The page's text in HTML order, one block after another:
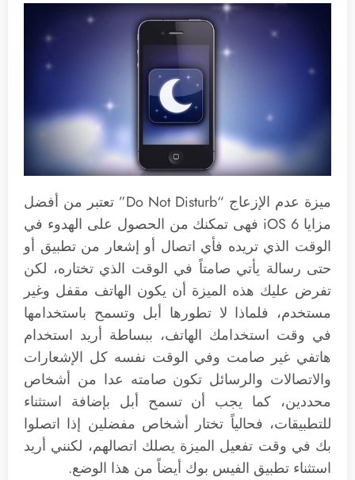
ميزة عدم الإزعاج “Do Not Disturb” تعتبر من أفضل
مزايا iOS 6 فهى تمكنك من الحصول على الهدوء في
الوقت الذي تريده فأي اتصال أو إشعار من تطبيق أو
حتى رسالة يأتي صامتاً في الوقت الذي تختاره، لكن
تفرض عليك هذه الميزة أن يكون الهاتف مقفل وغير
مستخدم، فلماذا لا تطورها أبل وتسمح باستخدامها
في وقت استخدامك الهاتف، ببساطة أريد استخدام
هاتفي غير صامت وفي الوقت نفسه كل الإشعارات
والاتصالات والرسائل تكون صامته عدا من أشخاص
محددين، كما يجب أن تسمح أبل بإضافة استثناء
للتطبيقات، فحالياً تختار أشخاص مفضلين إذا اتصلوا
بك في وقت تفعيل الميزة يصلك اتصالهم، لكنني أريد
استثناء تطبيق الفيس بوك أيضاً من هذا الوضع.